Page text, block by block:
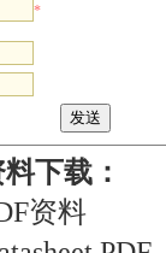
*
下载：
资料